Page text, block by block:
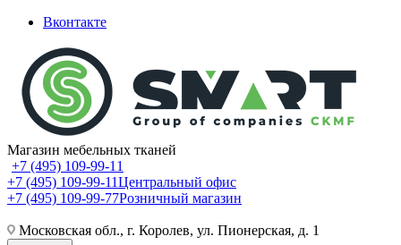
Вконтакте
Магазин мебельных тканей
+7 (495) 109-99-11
+7 (495) 109-99-11Центральный офис
+7 (495) 109-99-77Розничный магазин
Московская обл., г. Королев, ул. Пионерская, д. 1